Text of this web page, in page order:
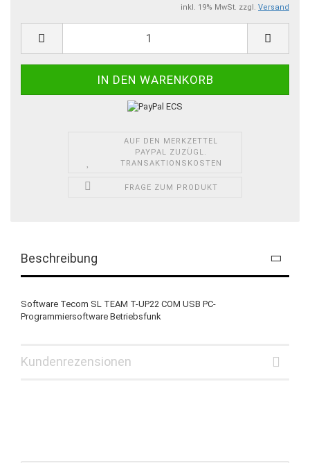
inkl. 19% MwSt. zzgl. Versand
AUF DEN MERKZETTEL
PAYPAL ZUZÜGL.
TRANSAKTIONSKOSTEN
FRAGE ZUM PRODUKT
Beschreibung
Software Tecom SL TEAM T-UP22 COM USB PC-
Programmiersoftware Betriebsfunk
Kundenrezensionen